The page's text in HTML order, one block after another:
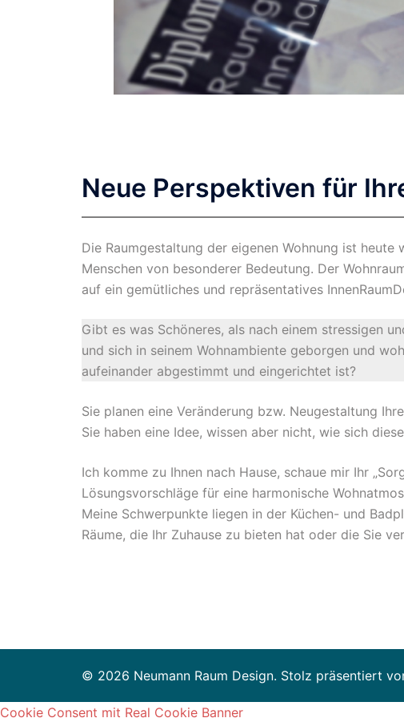
Neue Perspektiven für
Die Raumgestaltung der eigenen Wohnung ist
Menschen von besonderer Bedeutung. Der
auf ein gemütliches und repräsentatives
Gibt es was Schöneres, als nach einem stressigen
und sich in seinem Wohnambiente geborgen und
aufeinander abgestimmt und eingerichtet ist?
Sie planen eine Veränderung bzw. Neugestaltung
Sie haben eine Idee, wissen aber nicht, wie sich
Ich komme zu Ihnen nach Hause, schaue mir Ihr
Lösungsvorschläge für eine harmonische
Meine Schwerpunkte liegen in der Küchen- und
Räume, die Ihr Zuhause zu bieten hat oder die Sie
© 2026 Neumann Raum Design. Stolz präsentiert
Cookie Consent mit Real Cookie Banner